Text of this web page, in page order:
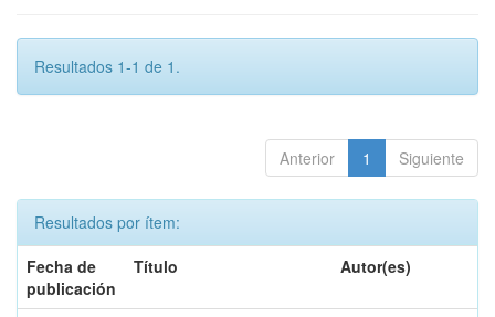
Resultados 1-1 de 1.
Anterior 1 Siguiente
Resultados por ítem:
Fecha de
publicación
Título Autor(es)